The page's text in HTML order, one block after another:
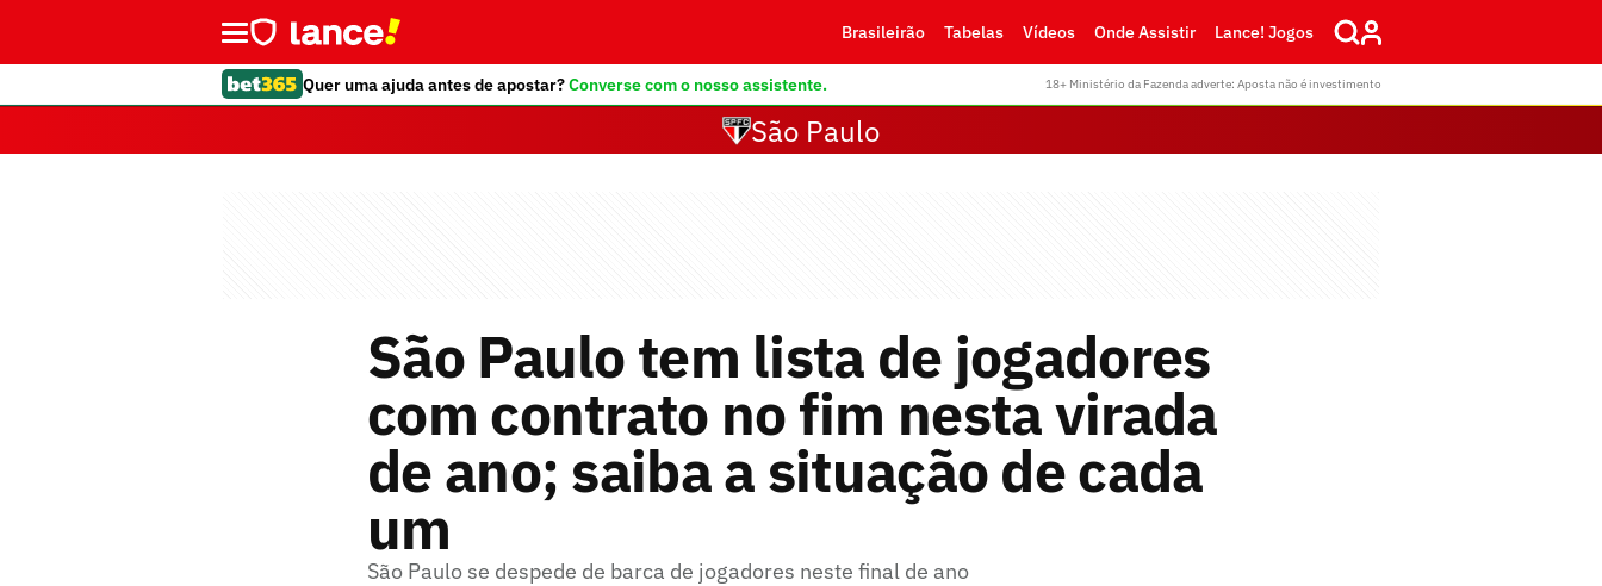
Brasileirão Tabelas Vídeos Onde Assistir Lance! Jogos
Quer uma ajuda antes de apostar?Converse com o nosso assistente. 18+ Ministério da Fazenda adverte: Aposta não é investimento
São Paulo
São Paulo tem lista de jogadores
com contrato no fim nesta virada
de ano; saiba a situação de cada
um
São Paulo se despede de barca de jogadores neste final de ano